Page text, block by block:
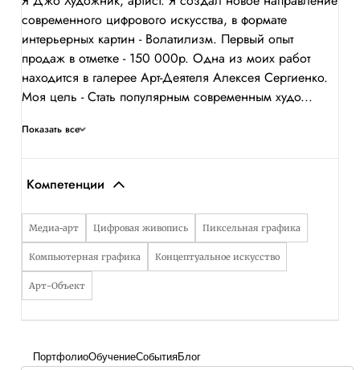
современного цифрового искусства, в формате
интерьерных картин - Волатилизм. Первый опыт
продаж в отметке - 150 000р. Одна из моих работ
находится в галерее Арт-Деятеля Алексея Сергиенко.
Моя цель - Стать популярным современным худо...
Показать все
Компетенции
Медиа-арт Цифровая живопись Пиксельная графика
Компьютерная графика Концептуальное искусство
Арт-Объект
ПортфолиоОбучениеСобытияБлог